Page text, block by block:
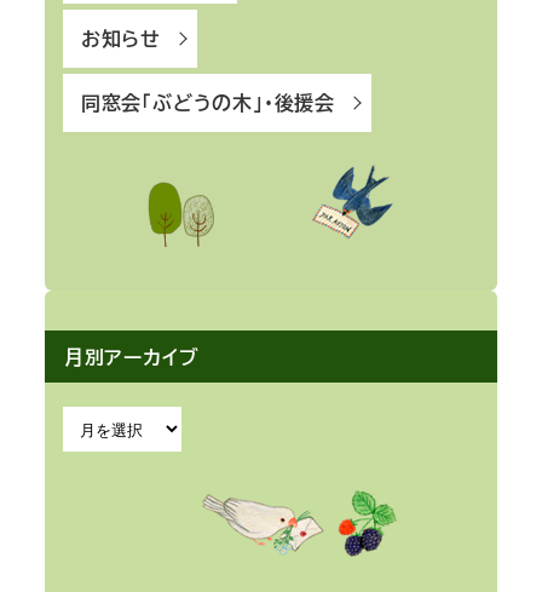
お知らせ
同窓会「ぶどうの木」・後援会
月別アーカイブ